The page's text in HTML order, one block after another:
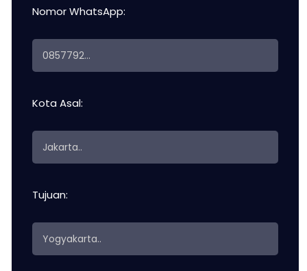
Nomor WhatsApp:
Kota Asal:
Tujuan: